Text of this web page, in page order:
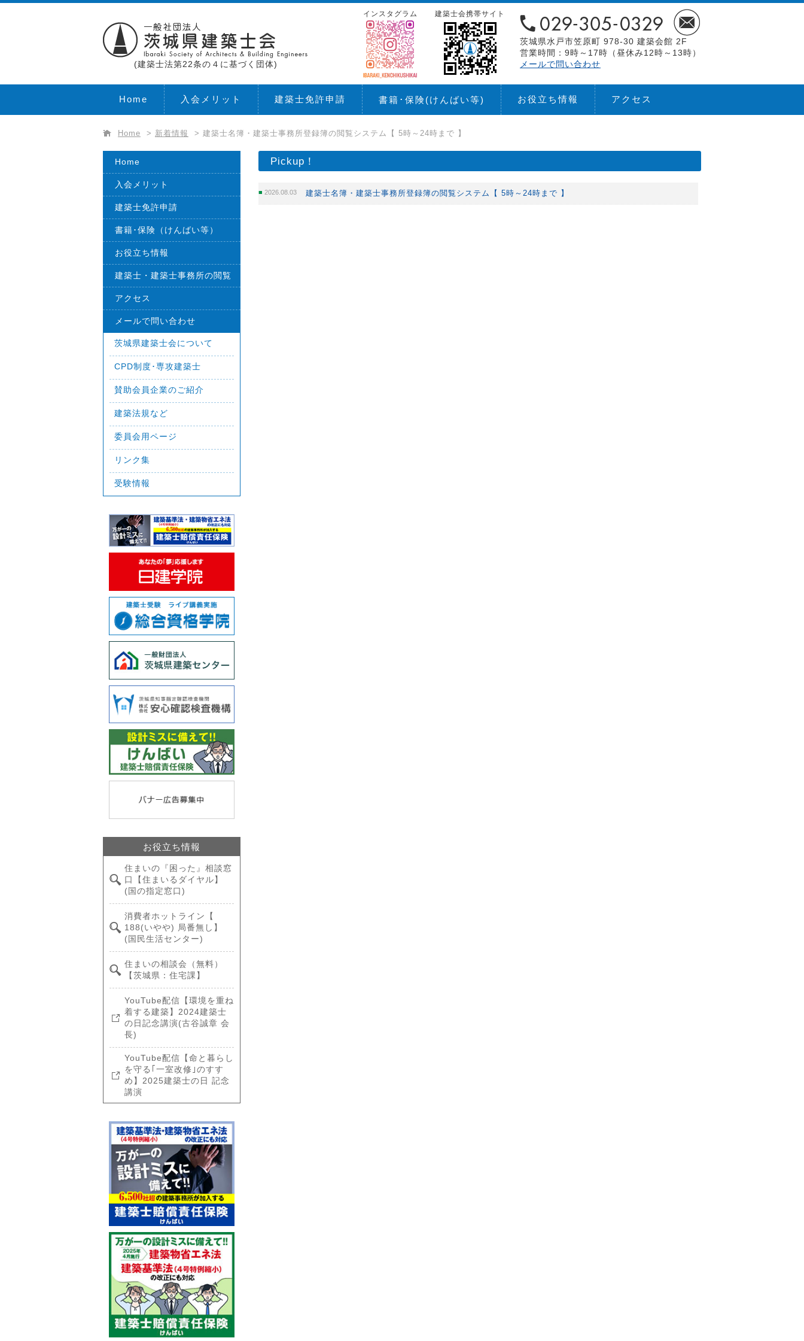
(建築士法第22条の４に基づく団体)
茨城県水戸市笠原町 978-30 建築会館 2F
営業時間：9時～17時（昼休み12時～13時）
メールで問い合わせ
建築士会携帯サイト
インスタグラム
Home 入会メリット 建築士免許申請 書籍･保険(けんばい等) お役立ち情報 アクセス
Home > 新着情報 > 建築士名簿・建築士事務所登録簿の閲覧システム【 5時～24時まで 】
Pickup！
2026.08.03 建築士名簿・建築士事務所登録簿の閲覧システム【 5時～24時まで 】
Home
入会メリット
建築士免許申請
書籍･保険（けんばい等）
お役立ち情報
建築士・建築士事務所の閲覧
アクセス
メールで問い合わせ
茨城県建築士会について
CPD制度･専攻建築士
賛助会員企業のご紹介
建築法規など
委員会用ページ
リンク集
受験情報
お役立ち情報
住まいの『困った』相談窓
口【住まいるダイヤル】
(国の指定窓口)
消費者ホットライン【
188(いやや) 局番無し】
(国民生活センター)
住まいの相談会（無料）
【茨城県：住宅課】
YouTube配信【環境を重ね
着する建築】2024建築士
の日記念講演(古谷誠章 会
長)
YouTube配信【命と暮らし
を守る｢一室改修｣のすす
め】2025建築士の日 記念
講演